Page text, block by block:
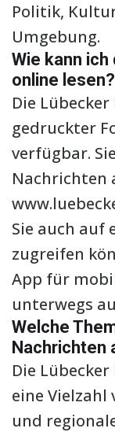
Politik,
Umgebung.
Wie kann
online lesen?
Die
gedruckter
verfügbar.
Nachrichten
Sie auch auf
zugreifen
App für
unterwegs
Welche
Nachrichten
Die
eine
und